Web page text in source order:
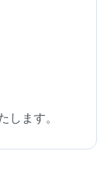
ます。